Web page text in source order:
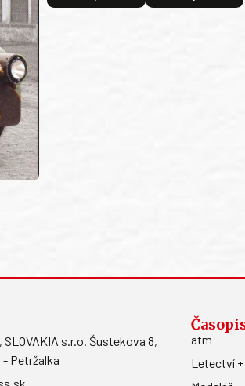
SLOVAKIA s.r.o. Šustekova 8,
- Petržalka
atm
Letectví